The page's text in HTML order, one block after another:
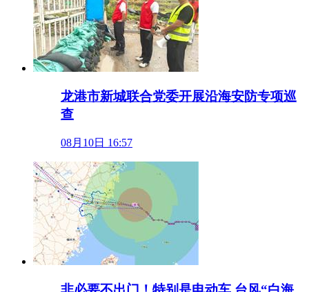
龙港市新城联合党委开展沿海安防专项巡
查
08月10日 16:57